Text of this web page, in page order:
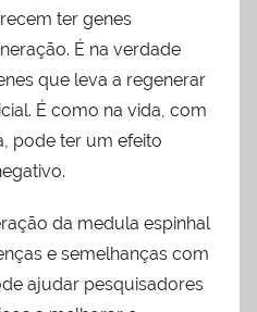
ter genes
É na verdade
que leva a regenerar
É como na vida, com
pode ter um efeito
da medula espinhal
e semelhanças com
ajudar pesquisadores